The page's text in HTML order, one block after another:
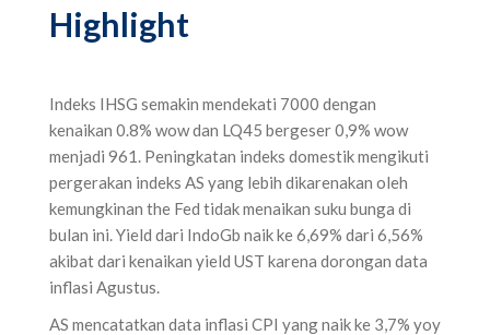
Highlight ‌
Indeks IHSG semakin mendekati 7000 dengan
kenaikan 0.8% wow dan LQ45 bergeser 0,9% wow
menjadi 961. Peningkatan indeks domestik mengikuti
pergerakan indeks AS yang lebih dikarenakan oleh
kemungkinan the Fed tidak menaikan suku bunga di
bulan ini. Yield dari IndoGb naik ke 6,69% dari 6,56%
akibat dari kenaikan yield UST karena dorongan data
inflasi Agustus.
AS mencatatkan data inflasi CPI yang naik ke 3,7% yoy